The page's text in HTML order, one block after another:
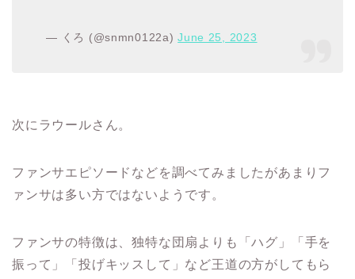
— くろ (@snmn0122a)June 25, 2023
次にラウールさん。
ファンサエピソードなどを調べてみましたがあまりフ
ァンサは多い方ではないようです。
ファンサの特徴は、独特な団扇よりも「ハグ」「手を
振って」「投げキッスして」など王道の方がしてもら